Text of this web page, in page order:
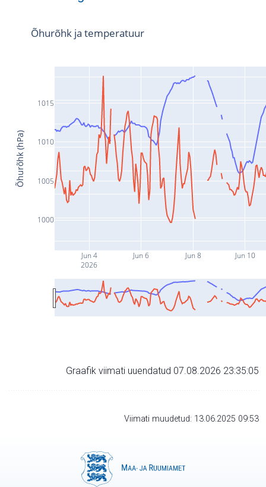
Jun 4
2026
Jun 6 Jun 8 Jun 10
1000
1005
1010
1015
Õhurõhk ja temperatuur
Õhurõhk (hPa)
Graafik viimati uuendatud 07.08.2026 23:35:05
Viimati muudetud: 13.06.2025 09:53